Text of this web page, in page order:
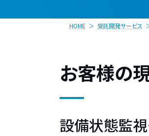
HOME 受託開発サービス
お客様の
設備状態監